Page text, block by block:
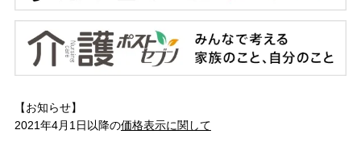
【お知らせ】
2021年4月1日以降の価格表示に関して